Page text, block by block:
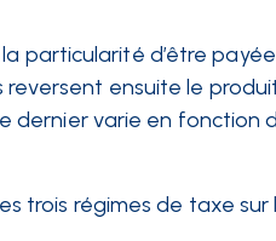
particularité d’être
reversent ensuite le
dernier varie en fonction
trois régimes de taxe